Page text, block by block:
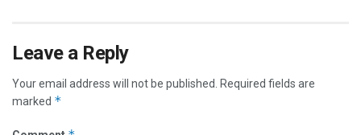
Leave a Reply
Your email address will not be published.
Required fields are
marked *